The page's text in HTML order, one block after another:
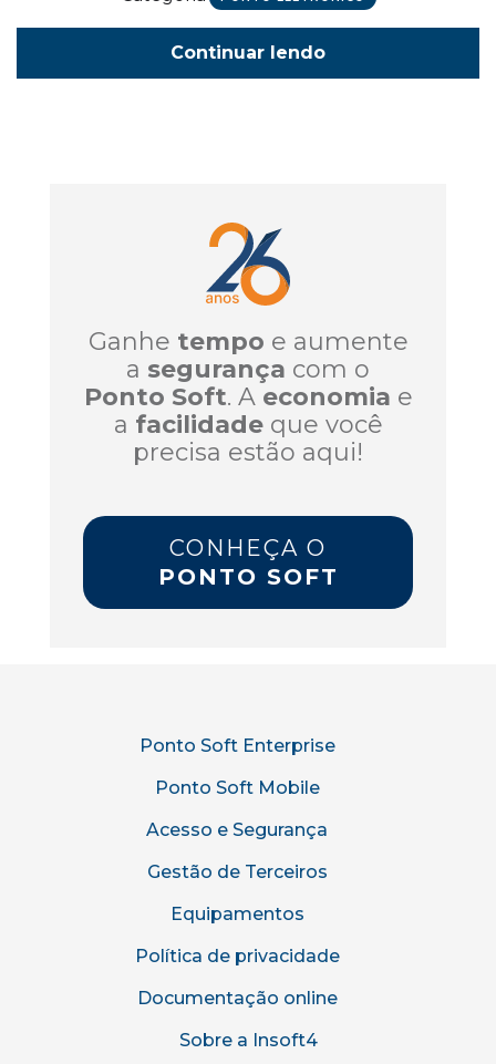
Continuar lendo
Ganhe tempo e aumente
a segurança com o
Ponto Soft. A economia e
a facilidadeque você
precisa estão aqui!
CONHEÇA O
PONTO SOFT
Ponto Soft Enterprise
Ponto Soft Mobile
Acesso e Segurança
Gestão de Terceiros
Equipamentos
Política de privacidade
Documentação online
Sobre a Insoft4